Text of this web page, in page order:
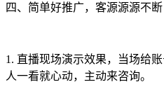
四、简单好推广，客源源源不断
1. 直播现场演示效果，当场给
人一看就心动，主动来咨询。